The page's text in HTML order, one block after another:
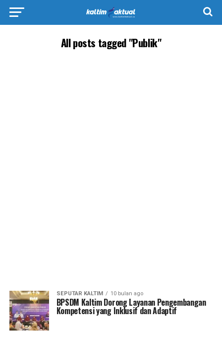
All posts tagged "Publik"
SEPUTAR KALTIM 10 bulan ago
BPSDM Kaltim Dorong Layanan Pengembangan
Kompetensi yang Inklusif dan Adaptif